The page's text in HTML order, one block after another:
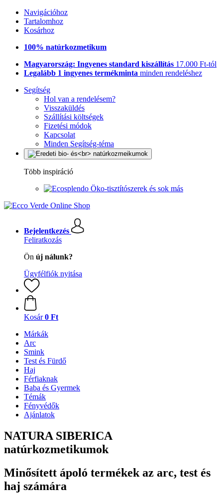
Navigációhoz
Tartalomhoz
Kosárhoz
100% natúrkozmetikum
Magyarország: Ingyenes standard kiszállítás 17.000 Ft-tól
Legalább 1 ingyenes termékminta minden rendeléshez
Segítség
Hol van a rendelésem?
Visszaküldés
Szállítási költségek
Fizetési módok
Kapcsolat
Minden Segítség-téma
Több inspiráció
Öko-tisztítószerek és sok más
Bejelentkezés
Feliratkozás
Ön új nálunk?
Ügyfélfiók nyitása
Kosár 0 Ft
Márkák
Arc
Smink
Test és Fürdő
Haj
Férfiaknak
Baba és Gyermek
Témák
Fényvédők
Ajánlatok
NATURA SIBERICA
natúrkozmetikumok
Minősített ápoló termékek az arc, test és
haj számára